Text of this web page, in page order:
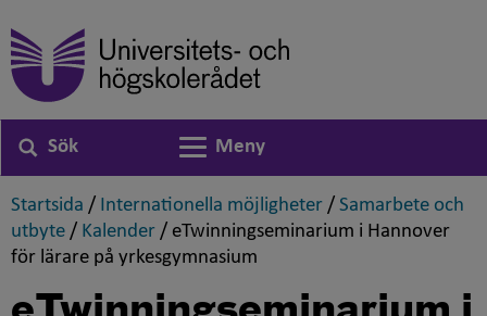
Sök
Växla navigering
Meny
Startsida ,
/ Internationella möjligheter ,
/ Samarbete och
utbyte ,
/ Kalender ,
/ eTwinningseminarium i Hannover
för lärare på yrkesgymnasium